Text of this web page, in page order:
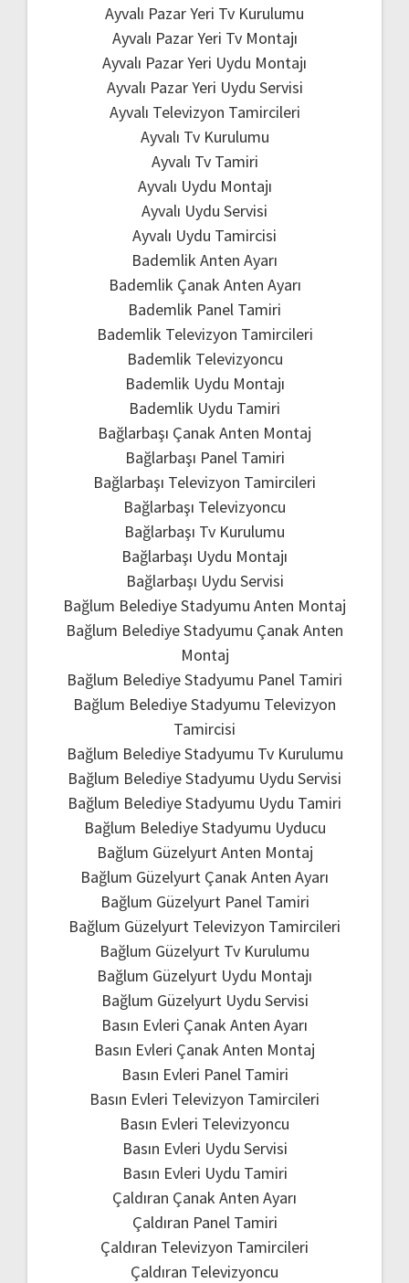
Ayvalı Pazar Yeri Tv Kurulumu
Ayvalı Pazar Yeri Tv Montajı
Ayvalı Pazar Yeri Uydu Montajı
Ayvalı Pazar Yeri Uydu Servisi
Ayvalı Televizyon Tamircileri
Ayvalı Tv Kurulumu
Ayvalı Tv Tamiri
Ayvalı Uydu Montajı
Ayvalı Uydu Servisi
Ayvalı Uydu Tamircisi
Bademlik Anten Ayarı
Bademlik Çanak Anten Ayarı
Bademlik Panel Tamiri
Bademlik Televizyon Tamircileri
Bademlik Televizyoncu
Bademlik Uydu Montajı
Bademlik Uydu Tamiri
Bağlarbaşı Çanak Anten Montaj
Bağlarbaşı Panel Tamiri
Bağlarbaşı Televizyon Tamircileri
Bağlarbaşı Televizyoncu
Bağlarbaşı Tv Kurulumu
Bağlarbaşı Uydu Montajı
Bağlarbaşı Uydu Servisi
Bağlum Belediye Stadyumu Anten Montaj
Bağlum Belediye Stadyumu Çanak Anten
Montaj
Bağlum Belediye Stadyumu Panel Tamiri
Bağlum Belediye Stadyumu Televizyon
Tamircisi
Bağlum Belediye Stadyumu Tv Kurulumu
Bağlum Belediye Stadyumu Uydu Servisi
Bağlum Belediye Stadyumu Uydu Tamiri
Bağlum Belediye Stadyumu Uyducu
Bağlum Güzelyurt Anten Montaj
Bağlum Güzelyurt Çanak Anten Ayarı
Bağlum Güzelyurt Panel Tamiri
Bağlum Güzelyurt Televizyon Tamircileri
Bağlum Güzelyurt Tv Kurulumu
Bağlum Güzelyurt Uydu Montajı
Bağlum Güzelyurt Uydu Servisi
Basın Evleri Çanak Anten Ayarı
Basın Evleri Çanak Anten Montaj
Basın Evleri Panel Tamiri
Basın Evleri Televizyon Tamircileri
Basın Evleri Televizyoncu
Basın Evleri Uydu Servisi
Basın Evleri Uydu Tamiri
Çaldıran Çanak Anten Ayarı
Çaldıran Panel Tamiri
Çaldıran Televizyon Tamircileri
Çaldıran Televizyoncu